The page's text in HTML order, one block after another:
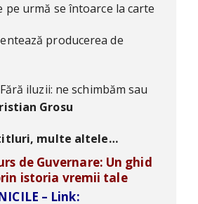
pe urmă se întoarce la carte
producerea de
Fără iluzii: ne schimbăm sau
Grosu
multe altele…
de Guvernare: Un ghid
istoria vremii tale
– Link: